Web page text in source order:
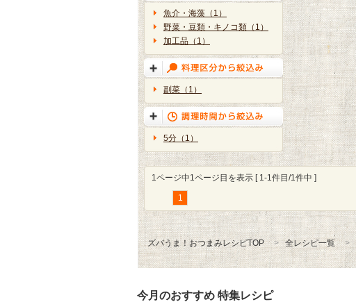
魚介・海藻（1）
野菜・豆類・キノコ類（1）
加工品（1）
副菜（1）
5分（1）
1ページ中1ページ目を表示 [ 1-1件目/1件中 ]
1
ズバうま！おつまみレシピTOP 全レシピ一覧
今月のおすすめ 特集レシピ